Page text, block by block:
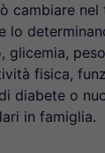
cambiare nel
lo
glicemia,
fisica,
diabete o
in famiglia.